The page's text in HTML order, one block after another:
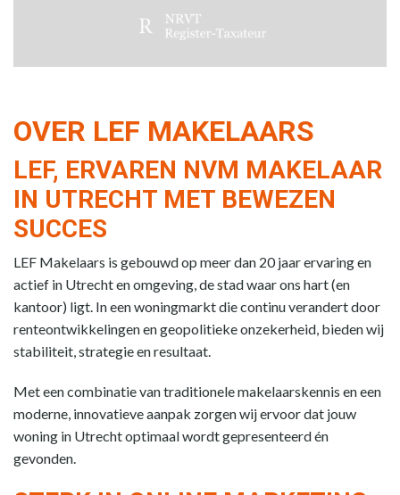
OVER LEF MAKELAARS
LEF, ERVAREN NVM MAKELAAR
IN UTRECHT MET BEWEZEN
SUCCES
LEF Makelaars is gebouwd op meer dan 20 jaar ervaring en
actief in Utrecht en omgeving, de stad waar ons hart (en
kantoor) ligt. In een woningmarkt die continu verandert door
renteontwikkelingen en geopolitieke onzekerheid, bieden wij
stabiliteit, strategie en resultaat.
Met een combinatie van traditionele makelaarskennis en een
moderne, innovatieve aanpak zorgen wij ervoor dat jouw
woning in Utrecht optimaal wordt gepresenteerd én
gevonden.